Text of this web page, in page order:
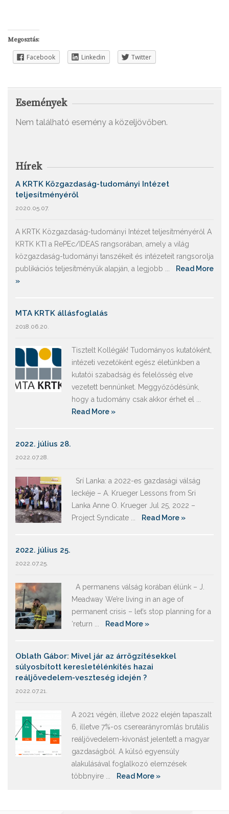
Megosztás:
Facebook Linkedin Twitter
Események
Nem található esemény a közeljövőben.
Hírek
A KRTK Közgazdaság-tudományi Intézet
teljesítményéről
2020.05.07.
A KRTK Közgazdaság-tudományi Intézet teljesítményéről A
KRTK KTI a RePEc/IDEAS rangsorában, amely a világ
közgazdaság-tudományi tanszékeit és intézeteit rangsorolja
publikációs teljesítményük alapján, a legjobb ...
Read More
»
MTA KRTK állásfoglalás
2018.06.20.
Tisztelt Kollégák! Tudományos kutatóként,
intézeti vezetőként egész életünkben a
kutatói szabadság és felelősség elve
vezetett bennünket. Meggyőződésünk,
hogy a tudomány csak akkor érhet el ...
Read More »
2022. július 28.
2022.07.28.
Srí Lanka: a 2022-es gazdasági válság
leckéje – A. Krueger Lessons from Sri
Lanka Anne O. Krueger Jul 25, 2022 –
Project Syndicate ...
Read More »
2022. július 25.
2022.07.25.
A permanens válság korában élünk – J.
Meadway We’re living in an age of
permanent crisis – let’s stop planning for a
‘return ...
Read More »
Oblath Gábor: Mivel jár az árrögzítésekkel
súlyosbított keresletélénkítés hazai
reáljövedelem-veszteség idején ?
2022.07.21.
A 2021 végén, illetve 2022 elején tapaszalt
6, illetve 7%-os cserearányromlás brutális
reáljövedelem-kivonást jelentett a magyar
gazdaságból. A külső egyensúly
alakulásával foglalkozó elemzések
többnyire ...
Read More »